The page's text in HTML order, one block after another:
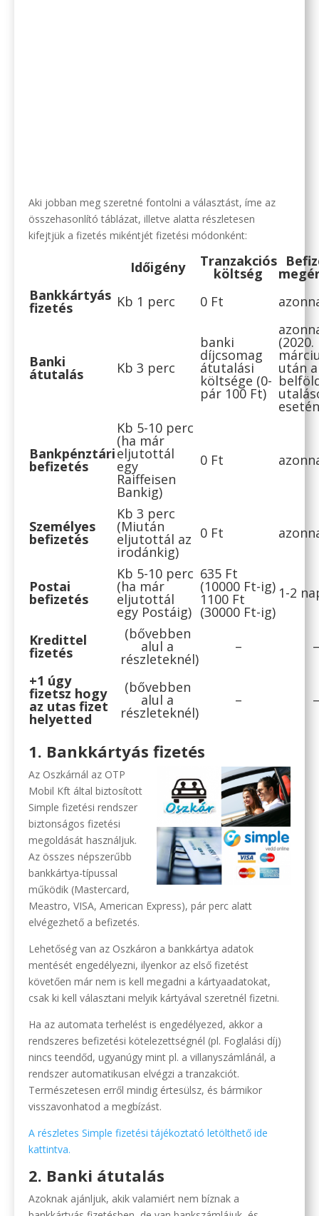
Aki jobban meg szeretné fontolni a választást, íme az
összehasonlító táblázat, illetve alatta részletesen
kifejtjük a fizetés mikéntjét fizetési módonként:
Időigény Tranzakciós
költség
Bankkártyás
fizetés Kb 1 perc 0 Ft
Banki
átutalás Kb 3 perc
banki
díjcsomag
átutalási
költsége (0-
pár 100 Ft)
(2020.
után a
Bankpénztári
befizetés
Kb 5-10 perc
(ha már
eljutottál
egy
Raiffeisen
Bankig)
0 Ft
Személyes
befizetés
Kb 3 perc
(Miután
eljutottál az
irodánkig)
0 Ft
Postai
befizetés
Kb 5-10 perc
(ha már
eljutottál
egy Postáig)
635 Ft
(10000 Ft-ig)
1100 Ft
(30000 Ft-ig)
1-2
Kredittel
fizetés
(bővebben
alul a
részleteknél)
–
–
+1 úgy
fizetsz hogy
az utas fizet
helyetted
(bővebben
alul a
részleteknél)
– –
1. Bankkártyás fizetés
Az Oszkárnál az OTP
Mobil Kft által biztosított
Simple fizetési rendszer
biztonságos fizetési
megoldását használjuk.
Az összes népszerűbb
bankkártya-típussal
működik (Mastercard,
Meastro, VISA, American Express), pár perc alatt
elvégezhető a befizetés.
Lehetőség van az Oszkáron a bankkártya adatok
mentését engedélyezni, ilyenkor az első fizetést
követően már nem is kell megadni a kártyaadatokat,
csak ki kell választani melyik kártyával szeretnél fizetni.
Ha az automata terhelést is engedélyezed, akkor a
rendszeres befizetési kötelezettségnél (pl. Foglalási díj)
nincs teendőd, ugyanúgy mint pl. a villanyszámlánál, a
rendszer automatikusan elvégzi a tranzakciót.
Természetesen erről mindig értesülsz, és bármikor
visszavonhatod a megbízást.
A részletes Simple fizetési tájékoztató letölthető ide
kattintva.
2. Banki átutalás
Azoknak ajánljuk, akik valamiért nem bíznak a